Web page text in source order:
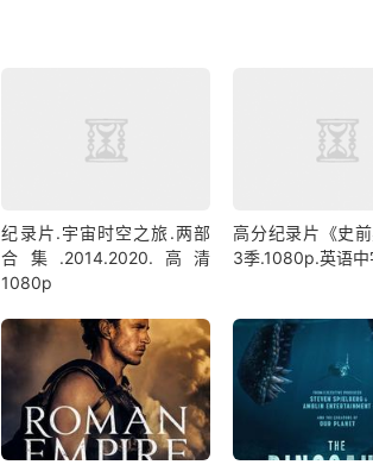
纪录片.宇宙时空之旅.两部
合集.2014.2020.高清
1080p
高分纪录片《史
3季.1080p.英语中